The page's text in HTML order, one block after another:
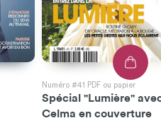
Numéro #41 PDF ou papier
Spécial "Lumière"
Celma en couverture